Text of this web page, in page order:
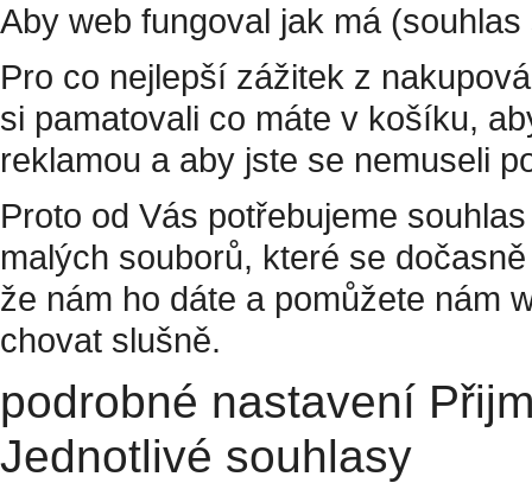
Aby web fungoval jak má
Pro co nejlepší zážitek z
si pamatovali co máte v košíku,
reklamou a aby jste se nemuseli
Proto od Vás potřebujeme
malých souborů, které se
že nám ho dáte a pomůžete nám
chovat slušně.
podrobné nastavení
Jednotlivé souhlasy